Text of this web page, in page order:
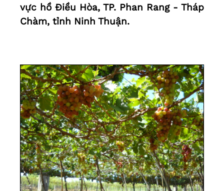
vực hồ Điều Hòa, TP. Phan Rang - Tháp
Chàm, tỉnh Ninh Thuận.